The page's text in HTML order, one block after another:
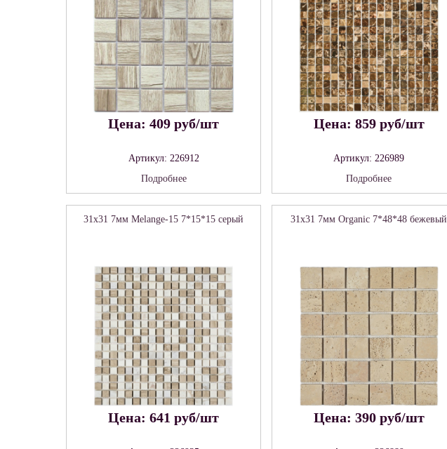
Цена: 409 руб/шт
Артикул: 226912
Подробнее
Цена: 859 руб/шт
Артикул: 226989
Подробнее
31x31 7мм Melange-15 7*15*15 серый
Цена: 641 руб/шт
31x31 7мм Organic 7*48*48 бежевый
Цена: 390 руб/шт